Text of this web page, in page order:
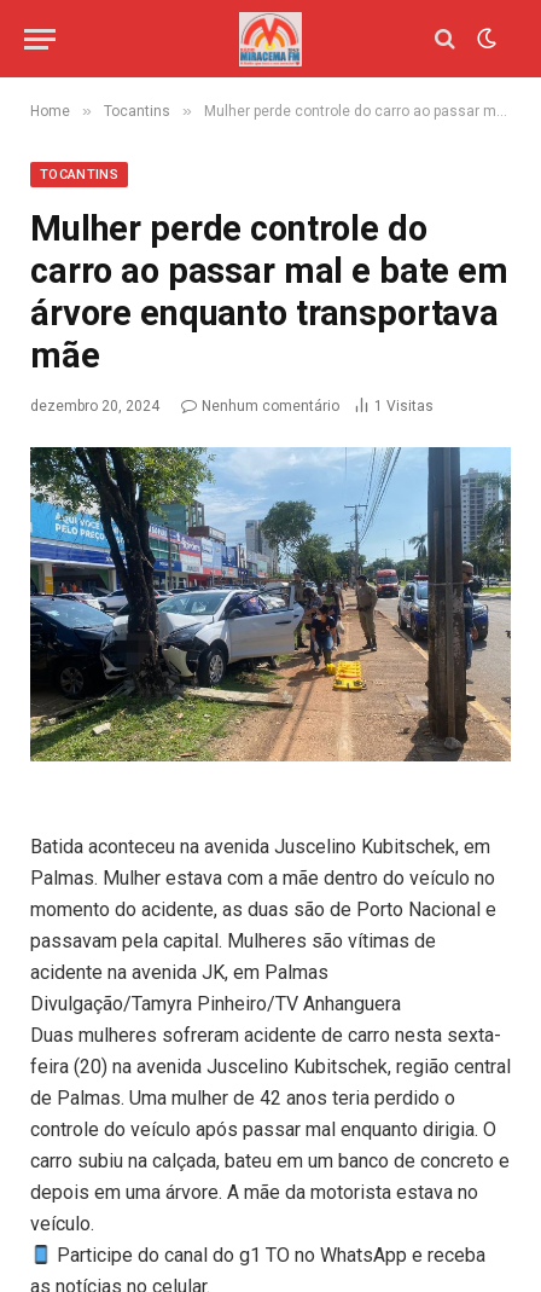
Home » Tocantins » Mulher perde controle do carro ao passar mal e bate em árvore enquanto transportava mãe
TOCANTINS
Mulher perde controle do
carro ao passar mal e bate em
árvore enquanto transportava
mãe
dezembro 20, 2024 Nenhum comentário 1 Visitas
Batida aconteceu na avenida Juscelino Kubitschek, em
Palmas. Mulher estava com a mãe dentro do veículo no
momento do acidente, as duas são de Porto Nacional e
passavam pela capital. Mulheres são vítimas de
acidente na avenida JK, em Palmas
Divulgação/Tamyra Pinheiro/TV Anhanguera
Duas mulheres sofreram acidente de carro nesta sexta-
feira (20) na avenida Juscelino Kubitschek, região central
de Palmas. Uma mulher de 42 anos teria perdido o
controle do veículo após passar mal enquanto dirigia. O
carro subiu na calçada, bateu em um banco de concreto e
depois em uma árvore. A mãe da motorista estava no
veículo.
Participe do canal do g1 TO no WhatsApp e receba
as notícias no celular.